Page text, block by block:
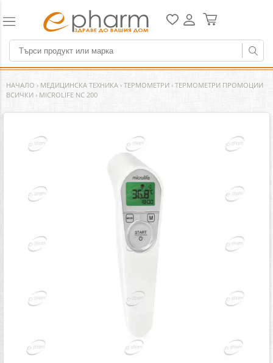
НАЧАЛО › МЕДИЦИНСКА ТЕХНИКА › ТЕРМОМЕТРИ › ТЕРМОМЕТРИ ПРОМОЦИИ
ВСИЧКИ › MICROLIFE NC 200